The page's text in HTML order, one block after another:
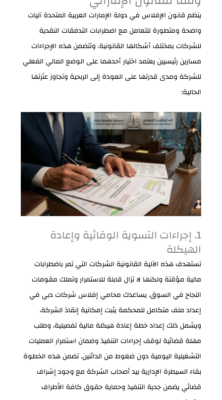
ينظم قانون الإفلاس في دولة الإمارات العربية المتحدة آليات
واضحة ومتطورة للتعامل مع اضطرابات التدفقات النقدية
للشركات بمختلف أشكالها القانونية. وتتضمن هذه الإجراءات
مسارين رئيسيين يعتمد اختيار أحدهما على الوضع المالي الفعلي
للشركة ومدى قدرتها على العودة إلى الربحية وتجاوز عثرتها
الحالية:
1. إجراءات التسوية الوقائية وإعادة
الهيكلة
تستهدف هذه الآلية القانونية الشركات التي تمر باضطرابات
مالية مؤقتة ولكنها لا تزال قابلة للاستمرار وتملك مقومات
النجاح في السوق. يساعدك محامي إفلاس شركات دبي في
إعداد ملف متكامل للمحكمة يثبت إمكانية إنقاذ الشركة،
ويشمل ذلك إعداد خطة إعادة هيكلة مالية تفصيلية، وطلب
مهلة قضائية لوقف إجراءات التنفيذ وضمان استمرار العمليات
التشغيلية اليومية دون ضغوط من الدائنين. تضمن هذه الخطوة
بقاء السيطرة الإدارية بيد أصحاب الشركة مع وجود إشراف
قضائي يضمن جدية التنفيذ وحماية حقوق كافة الأطراف